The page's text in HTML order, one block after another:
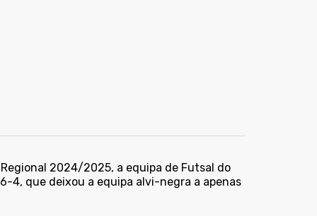
2024/2025, a equipa de Futsal do
4, que deixou a equipa alvi-negra a apenas